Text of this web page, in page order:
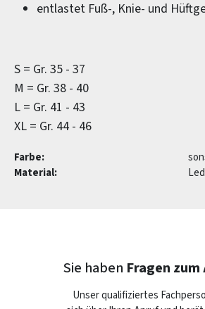
entlastet Fuß-, Knie- und
S = Gr. 35 - 37
M = Gr. 38 - 40
L = Gr. 41 - 43
XL = Gr. 44 - 46
Farbe:
Material:
Sie haben Fragen
Unser qualifiziertes